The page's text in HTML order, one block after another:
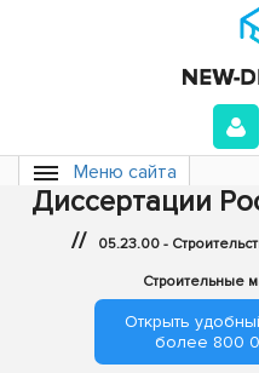
Меню сайта
Диссертации
// 05.23.00 -
Строительные
Открыть
более 800